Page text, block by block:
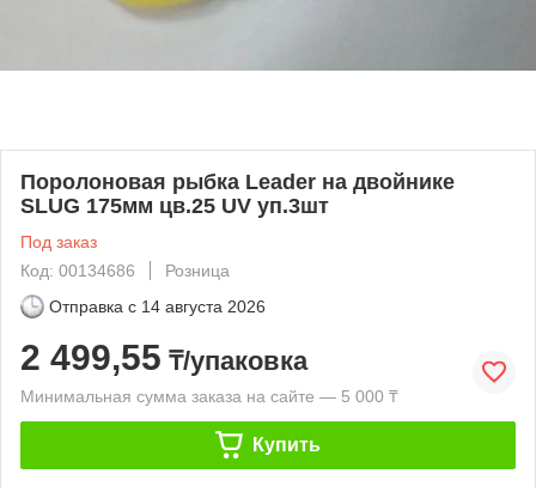
Поролоновая рыбка Leader на двойнике
SLUG 175мм цв.25 UV уп.3шт
Под заказ
Код: 00134686
Розница
Отправка с 14 августа 2026
2 499,55 ₸/упаковка
Минимальная сумма заказа на сайте — 5 000 ₸
Купить